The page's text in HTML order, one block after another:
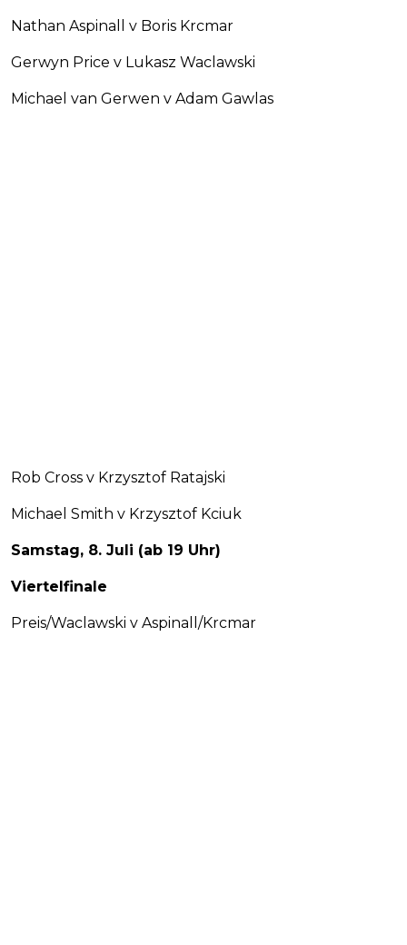
Nathan Aspinall v Boris Krcmar
Gerwyn Price v Lukasz Waclawski
Michael van Gerwen v Adam Gawlas
Rob Cross v Krzysztof Ratajski
Michael Smith v Krzysztof Kciuk
Samstag, 8. Juli (ab 19 Uhr)
Viertelfinale
Preis/Waclawski v Aspinall/Krcmar